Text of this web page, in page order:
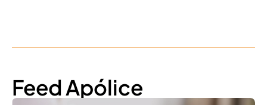
Feed Apólice